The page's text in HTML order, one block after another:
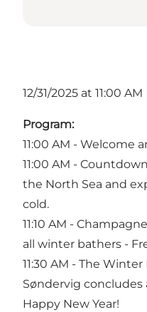
12/31/2025 at 11:00 AM
Program:
11:00 AM - Welcome
11:00 AM -
the North Sea and
cold.
11:10 AM -
all winter bathers -
11:30 AM - The
Søndervig concludes
Happy New Year!